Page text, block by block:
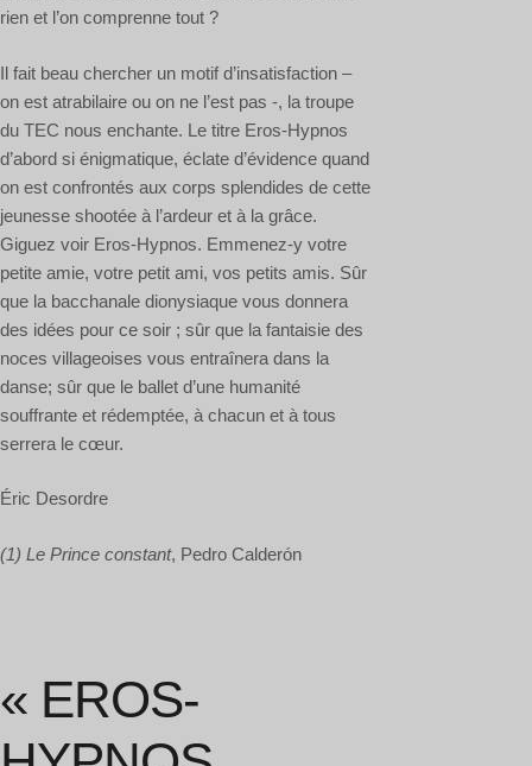
rien et l’on comprenne tout ?
Il fait beau chercher un motif d’insatisfaction –
on est atrabilaire ou on ne l’est pas -, la troupe
du TEC nous enchante. Le titre Eros-Hypnos
d’abord si énigmatique, éclate d’évidence quand
on est confrontés aux corps splendides de cette
jeunesse shootée à l’ardeur et à la grâce.
Giguez voir Eros-Hypnos. Emmenez-y votre
petite amie, votre petit ami, vos petits amis. Sûr
que la bacchanale dionysiaque vous donnera
des idées pour ce soir ; sûr que la fantaisie des
noces villageoises vous entraînera dans la
danse; sûr que le ballet d’une humanité
souffrante et rédemptée, à chacun et à tous
serrera le cœur.
Éric Desordre
(1) Le Prince constant, Pedro Calderón
« EROS-